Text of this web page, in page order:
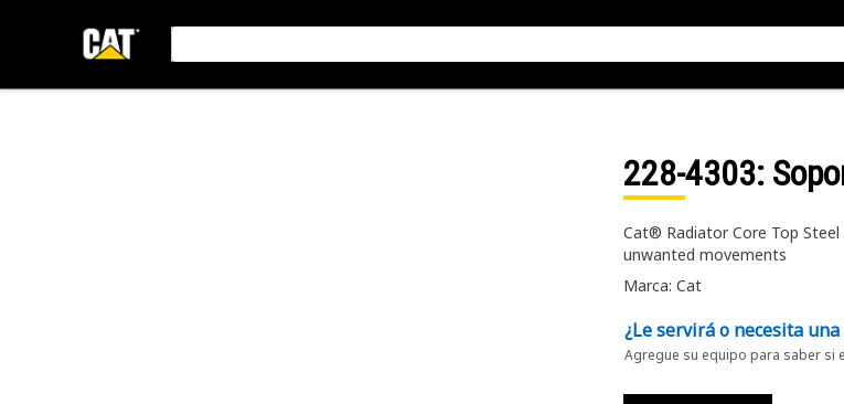
228-4303:
Cat® Radiator Core Top
unwanted movements
Marca: Cat
¿Le servirá o necesita
Agregue su equipo para saber si